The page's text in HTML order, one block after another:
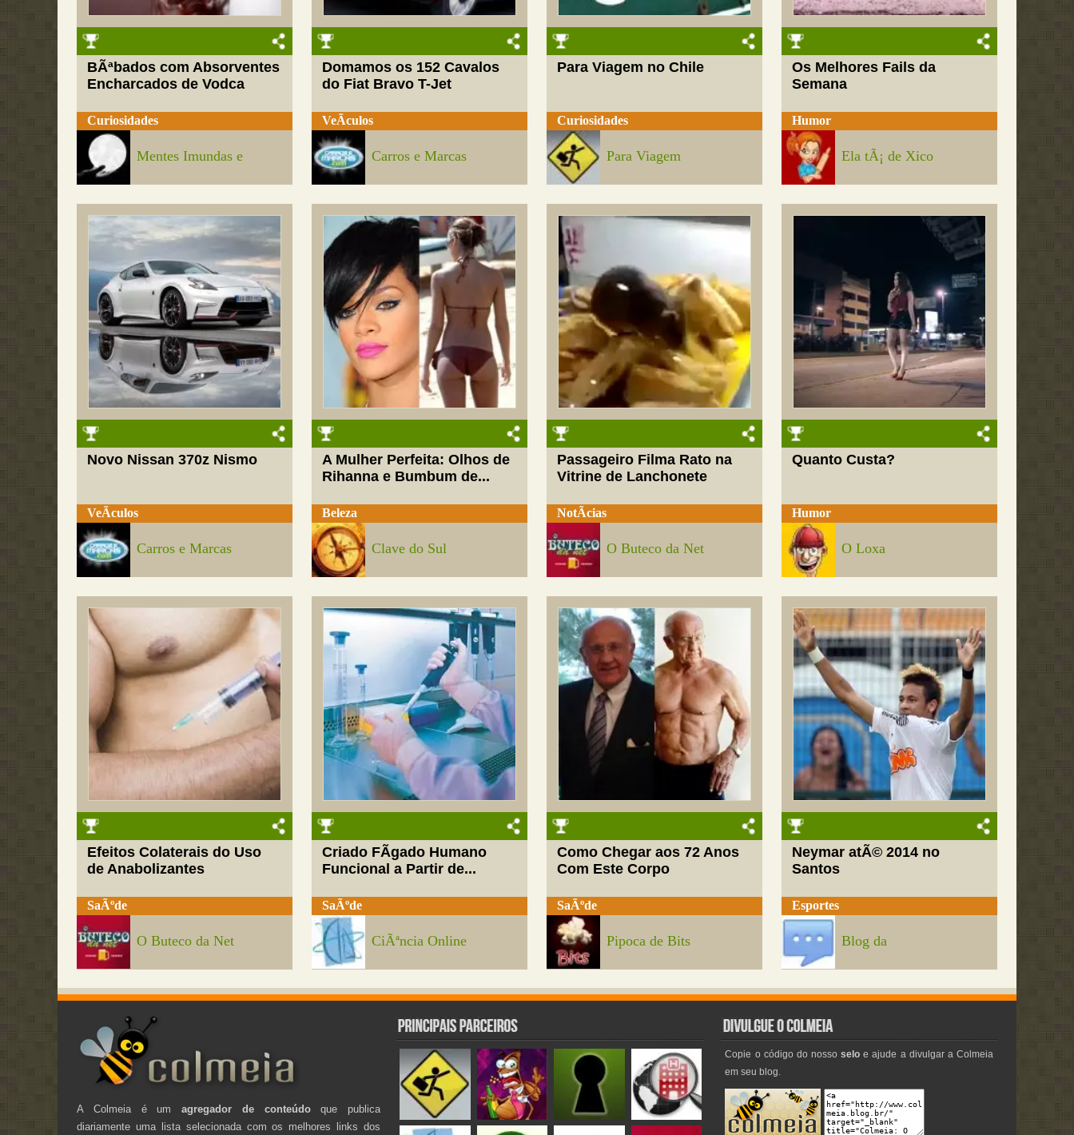
BÃªbados com Absorventes
Encharcados de Vodca
Curiosidades
Mentes Imundas e
Domamos os 152 Cavalos
do Fiat Bravo T-Jet
VeÃ­culos
Carros e Marcas
Para Viagem no Chile
Curiosidades
Para Viagem
Os Melhores Fails da
Semana
Humor
Ela tÃ¡ de Xico
Novo Nissan 370z Nismo
VeÃ­culos
Carros e Marcas
A Mulher Perfeita: Olhos de
Rihanna e Bumbum de...
Beleza
Clave do Sul
Passageiro Filma Rato na
Vitrine de Lanchonete
NotÃ­cias
O Buteco da Net
Quanto Custa?
Humor
O Loxa
Efeitos Colaterais do Uso
de Anabolizantes
SaÃºde
O Buteco da Net
Criado FÃ­gado Humano
Funcional a Partir de...
SaÃºde
CiÃªncia Online
Como Chegar aos 72 Anos
Com Este Corpo
SaÃºde
Pipoca de Bits
Neymar atÃ© 2014 no
Santos
Esportes
Blog da
A Colmeia é umagregador de conteúdoque publica
diariamente uma lista selecionada com os melhores links dos
Copie o código do nossoselo e ajude a divulgar a Colmeia
em seu blog.